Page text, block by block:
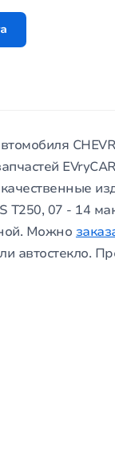
T250, 07 - 14
Можно
автостекло.